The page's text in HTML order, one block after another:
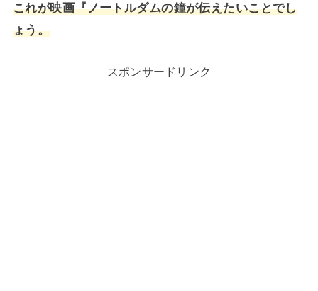
これが映画『ノートルダムの鐘が伝えたいことでし
ょう。
スポンサードリンク